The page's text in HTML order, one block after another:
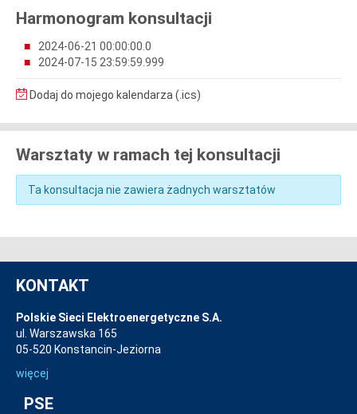
Harmonogram konsultacji
2024-06-21 00:00:00.0
2024-07-15 23:59:59.999
Dodaj do mojego kalendarza (.ics)
Warsztaty w ramach tej konsultacji
Ta konsultacja nie zawiera żadnych warsztatów
KONTAKT
Polskie Sieci Elektroenergetyczne S.A.
ul. Warszawska 165
05-520 Konstancin-Jeziorna
więcej
PSE